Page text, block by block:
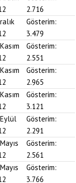
2.716
Gösterim:
3.479
Gösterim:
2.551
Gösterim:
2.965
Gösterim:
3.121
Gösterim:
2.291
Gösterim:
2.561
Gösterim:
3.766